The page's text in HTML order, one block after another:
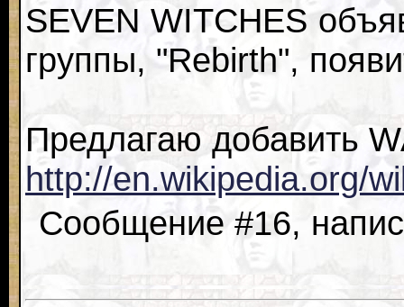
SEVEN WITCHES
группы, "Rebirth",
Предлагаю добавить
http://en.wikipedia.org/
Сообщение #16,